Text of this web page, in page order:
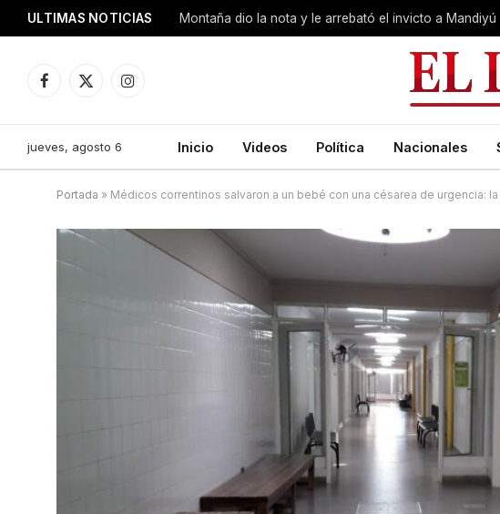
ULTIMAS NOTICIAS Montaña dio la nota y le arrebató el invicto a Mandiyú
Facebook
X
Instagram
jueves, agosto 6 Inicio Videos Política Nacionales
Portada » Médicos correntinos salvaron a un bebé con una césarea de urgencia: